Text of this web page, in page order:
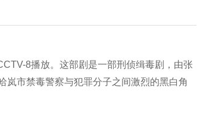
8播放。‌这部剧是一部刑侦缉毒剧，由张
岚市禁毒警察与犯罪分子之间激烈的黑白角